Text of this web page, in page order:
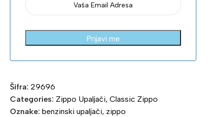
Prijavi me
Šifra: 29696
Categories: Zippo Upaljači, Classic Zippo
Oznake: benzinski upaljači, zippo